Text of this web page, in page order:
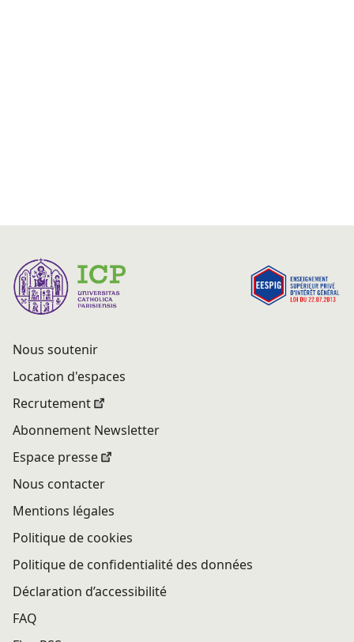
Nous soutenir
Location d'espaces
Recrutement
Abonnement Newsletter
Espace presse
Nous contacter
Mentions légales
Politique de cookies
Politique de confidentialité des données
Déclaration d’accessibilité
FAQ